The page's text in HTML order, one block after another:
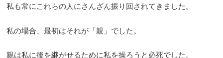
私も常にこれらの人にさんざん振り回されてきました。
私の場合、最初はそれが「親」でした。
親は私に後を継がせるために私を操ろうと必死でした。